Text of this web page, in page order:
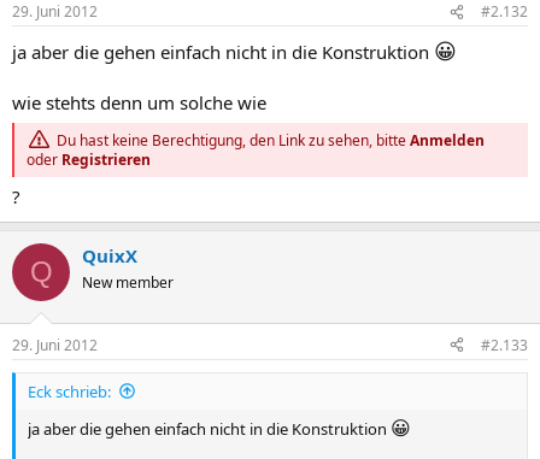
29. Juni 2012 #2.132
ja aber die gehen einfach nicht in die Konstruktion 😀
wie stehts denn um solche wie
Du hast keine Berechtigung, den Link zu sehen, bitteAnmelden
oder Registrieren
?
Q QuixX
New member
29. Juni 2012 #2.133
Eck schrieb:
ja aber die gehen einfach nicht in die Konstruktion 😀